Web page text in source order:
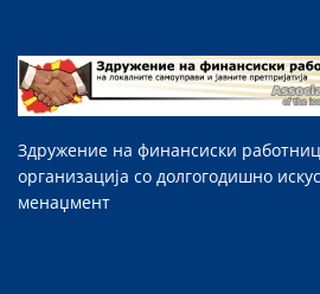
Здружение на финансиски
организација со долгогодишно
менаџмент